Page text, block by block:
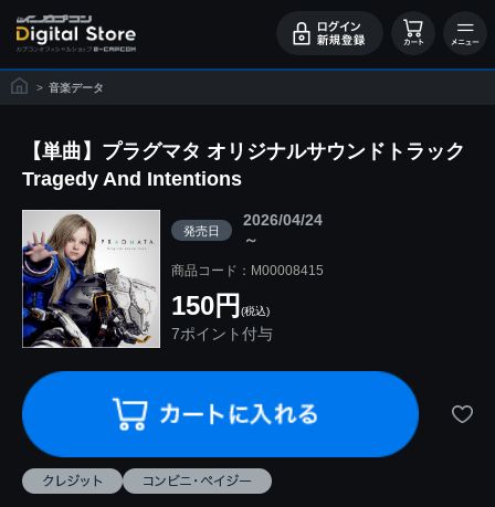
> 音楽データ
【単曲】プラグマタ オリジナルサウンドトラック
Tragedy And Intentions
発売日
2026/04/24
～
商品コード：M00008415
150円 (税込)
7ポイント付与